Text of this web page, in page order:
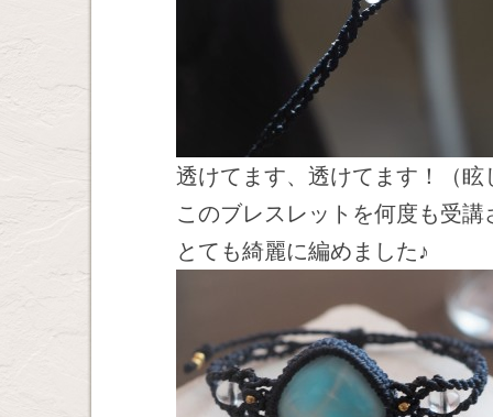
透けてます、透けてます！（眩
このブレスレットを何度も受
とても綺麗に編めました♪